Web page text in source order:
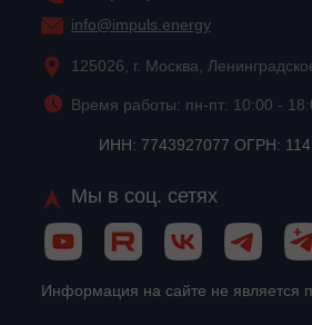
info@impuls.energy
125026, г. Москва,
Время работы: пн-пт: 10:00 -
ИНН: 7743927077 ОГРН:
Мы в соц. сетях
Информация на сайте не является